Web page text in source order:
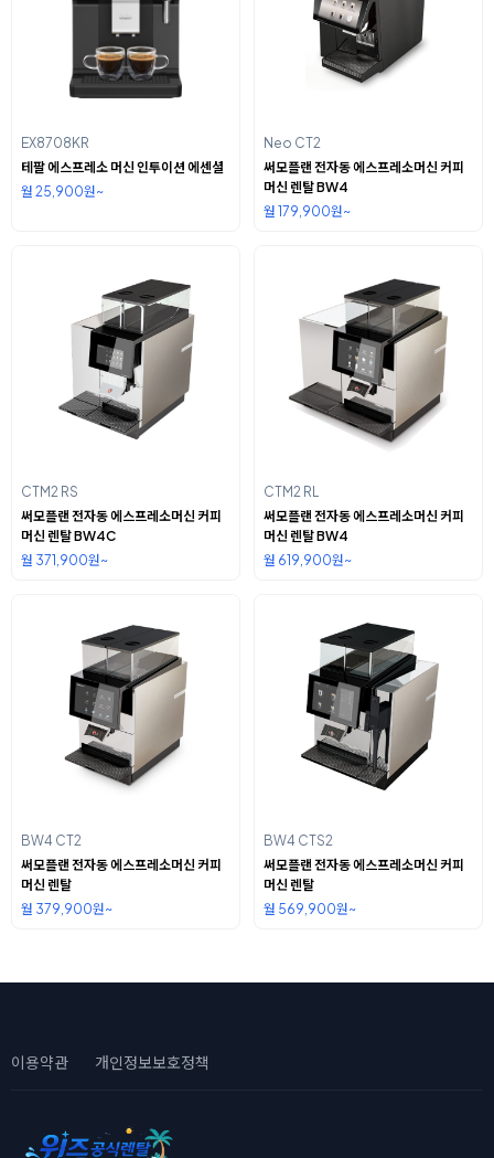
EX8708KR
테팔 에스프레소 머신 인투이션 에센셜
월 25,900원~
Neo CT2
써모플랜 전자동 에스프레소머신 커피
머신 렌탈 BW4
월 179,900원~
CTM2 RS
써모플랜 전자동 에스프레소머신 커피
머신 렌탈 BW4C
월 371,900원~
CTM2 RL
써모플랜 전자동 에스프레소머신 커피
머신 렌탈 BW4
월 619,900원~
BW4 CT2
써모플랜 전자동 에스프레소머신 커피
머신 렌탈
월 379,900원~
BW4 CTS2
써모플랜 전자동 에스프레소머신 커피
머신 렌탈
월 569,900원~
이용약관 개인정보보호정책